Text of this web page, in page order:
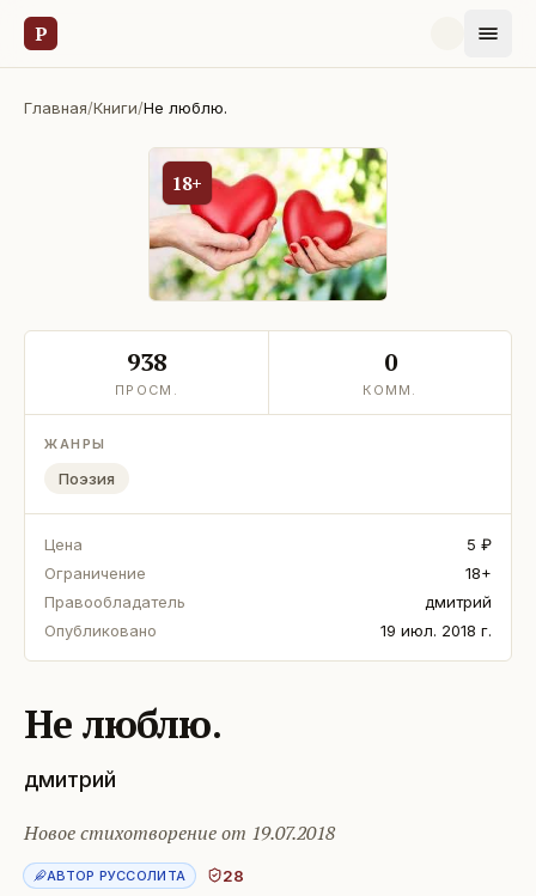
Р
Главная/Книги/Не люблю.
18+
938
ПРОСМ.
0
КОММ.
ЖАНРЫ
Поэзия
Цена
5 ₽
Ограничение
18+
Правообладатель
дмитрий
Опубликовано
19 июл. 2018 г.
Не люблю.
дмитрий
Новое стихотворение от 19.07.2018
АВТОР РУССОЛИТА 28